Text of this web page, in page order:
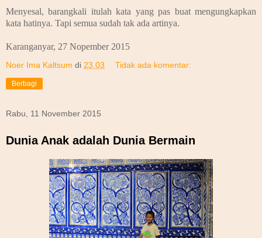
Menyesal, barangkali itulah kata yang pas buat mengungkapkan
kata hatinya. Tapi semua sudah tak ada artinya.
Karanganyar, 27 Nopember 2015
Noer Ima Kaltsum di 23.03 Tidak ada komentar:
Berbagi
Rabu, 11 November 2015
Dunia Anak adalah Dunia Bermain